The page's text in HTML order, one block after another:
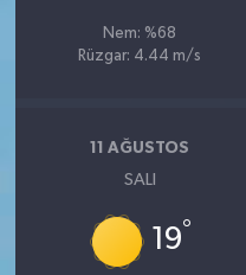
Nem: %68
Rüzgar: 4.44 m/s
11 AĞUSTOS
SALI
19°